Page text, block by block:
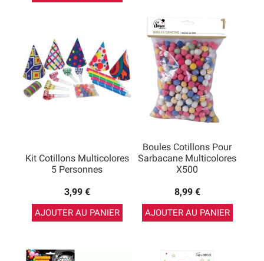
Kit Cotillons Multicolores
5 Personnes
3,99 €
AJOUTER AU PANIER
Boules Cotillons Pour
Sarbacane Multicolores
X500
8,99 €
AJOUTER AU PANIER